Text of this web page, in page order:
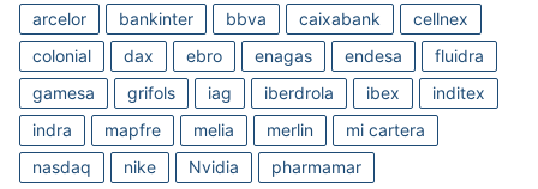
arcelor
bankinter bbva caixabank
cellnex
colonial
dax ebro enagas endesa
fluidra
gamesa
grifols iag iberdrola ibex
inditex
indra
mapfre melia merlin
mi cartera
nasdaq
nike Nvidia
pharmamar